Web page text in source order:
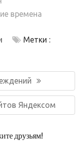
времена
Метки :
Яндексом
друзьям!